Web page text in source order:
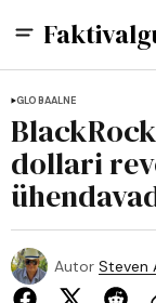
GLOBAALNE
dollari
Autor Steven